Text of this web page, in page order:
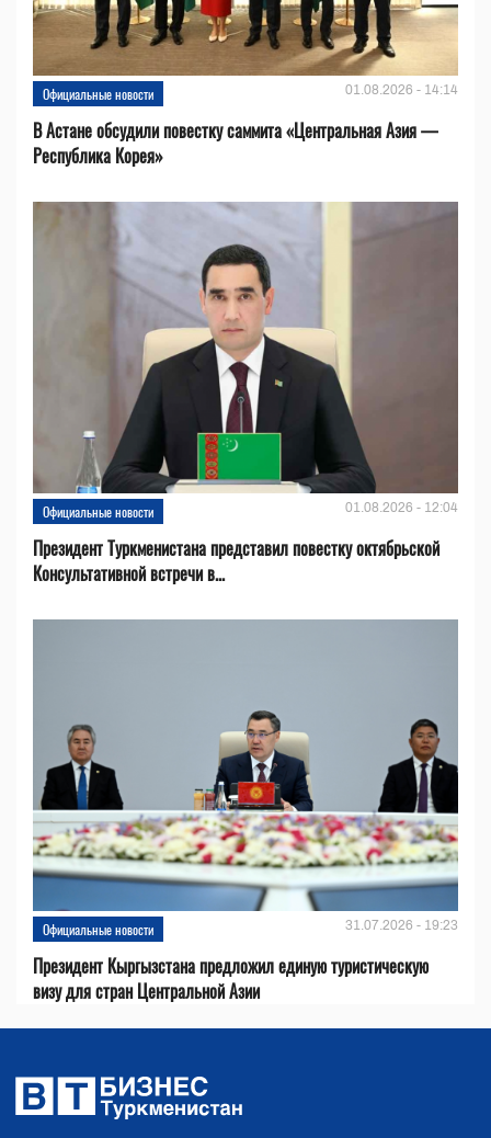
Официальные новости 01.08.2026 - 14:14
В Астане обсудили повестку саммита «Центральная Азия —
Республика Корея»
Официальные новости 01.08.2026 - 12:04
Президент Туркменистана представил повестку октябрьской
Консультативной встречи в...
Официальные новости 31.07.2026 - 19:23
Президент Кыргызстана предложил единую туристическую
визу для стран Центральной Азии